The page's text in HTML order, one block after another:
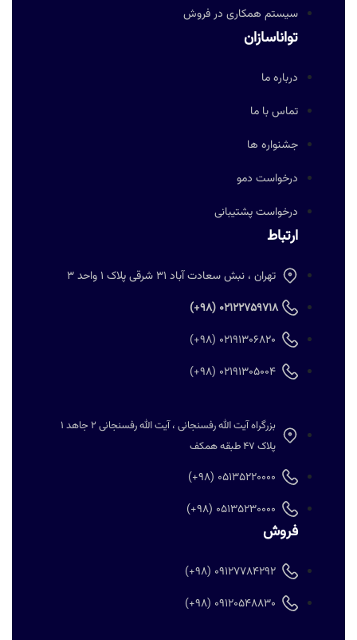
سیستم همکاری در فروش
تواناسازان
درباره ما
تماس با ما
جشنواره ها
درخواست دمو
درخواست پشتیبانی
ارتباط
تهران ، نبش سعادت آباد 31 شرقی پلاک 1 واحد 3
02122759718 (98+)
02191306820 (98+)
02191305004 (98+)
بزرگراه آیت الله رفسنجانی ، آیت الله رفسنجانی 2 جاهد 1
پلاک 47 طبقه همکف
05135220000 (98+)
05135230000 (98+)
فروش
09127784292 (98+)
09120548830 (98+)